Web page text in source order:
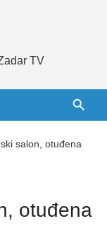
TV
salon, otuđena
otuđena